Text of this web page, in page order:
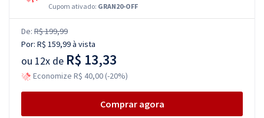
Cupom ativado: GRAN20-OFF
De: R$ 199,99
Por: R$ 159,99à vista
ou 12x de R$ 13,33
Economize R$ 40,00 (-20%)
Comprar agora